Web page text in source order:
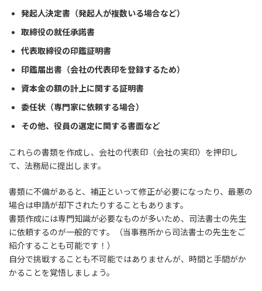
発起人決定書（発起人が複数いる場合など）
取締役の就任承諾書
代表取締役の印鑑証明書
印鑑届出書（会社の代表印を登録するため）
資本金の額の計上に関する証明書
委任状（専門家に依頼する場合）
その他、役員の選定に関する書面など
これらの書類を作成し、会社の代表印（会社の実印）を押印し
て、法務局に提出します。
書類に不備があると、補正といって修正が必要になったり、最悪の
場合は申請が却下されたりすることもあります。
書類作成には専門知識が必要なものが多いため、司法書士の先生
に依頼するのが一般的です。（当事務所から司法書士の先生をご
紹介することも可能です！）
自分で挑戦することも不可能ではありませんが、時間と手間がか
かることを覚悟しましょう。